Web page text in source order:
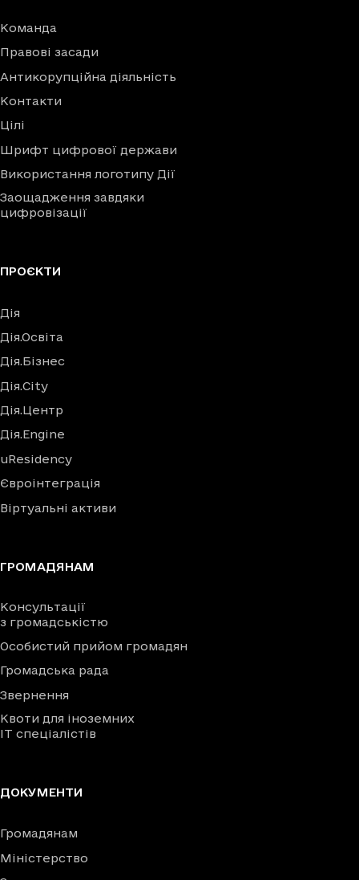
Команда
Правові засади
Антикорупційна діяльність
Контакти
Цілі
Шрифт цифрової держави
Використання логотипу Дії
Заощадження завдяки
цифровізації
ПРОЄКТИ
Дія
Дія.Освіта
Дія.Бізнес
Дія.City
Дія.Центр
Дія.Engine
uResidency
Євроінтеграція
Віртуальні активи
ГРОМАДЯНАМ
Консультації
з громадськістю
Особистий прийом громадян
Громадська рада
Звернення
Квоти для іноземних
IT спеціалістів
ДОКУМЕНТИ
Громадянам
Міністерство